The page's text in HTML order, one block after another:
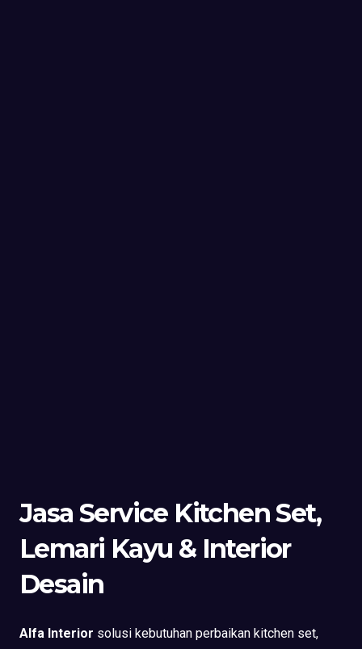
Jasa Service Kitchen Set,
Lemari Kayu & Interior
Desain
Alfa Interior solusi kebutuhan perbaikan kitchen set,